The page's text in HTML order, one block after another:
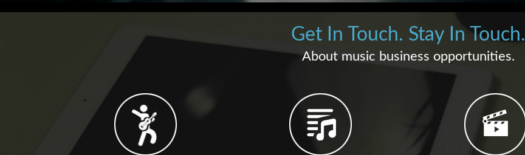
Get In Touch. Stay In Touch.
About music business opportunities.